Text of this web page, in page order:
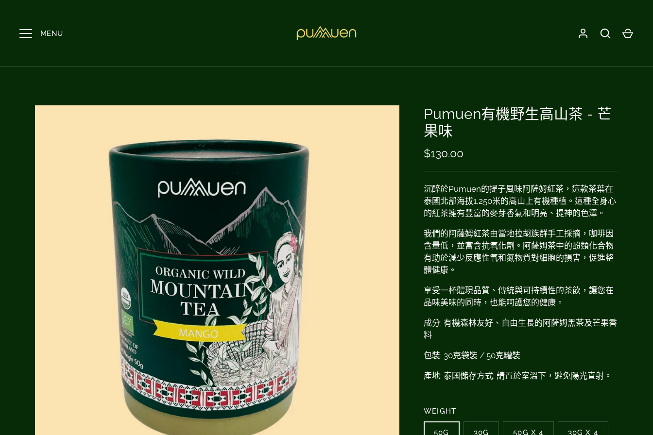
MENU
Pumuen有機野生高山茶 - 芒
果味
$130.00
沉醉於Pumuen的提子風味阿薩姆紅茶，這款茶葉在
泰國北部海拔1,250米的高山上有機種植。這種全身心
的紅茶擁有豐富的麥芽香氣和明亮、提神的色澤。
我們的阿薩姆紅茶由當地拉胡族群手工採摘，咖啡因
含量低，並富含抗氧化劑。阿薩姆茶中的酚類化合物
有助於減少反應性氧和氮物質對細胞的損害，促進整
體健康。
享受一杯體現品質、傳統與可持續性的茶飲，讓您在
品味美味的同時，也能呵護您的健康。
成分: 有機森林友好、自由生長的阿薩姆黑茶及芒果香
料
包裝: 30克袋裝 / 50克罐裝
產地: 泰國儲存方式: 請置於室溫下，避免陽光直射。
WEIGHT
50G 30G 50G X 4 30G X 4